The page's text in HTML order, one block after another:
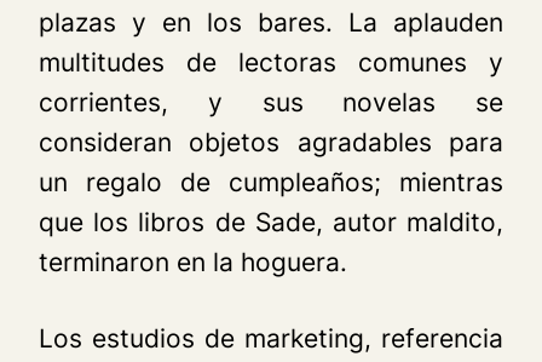
plazas y en los bares. La aplauden
multitudes de lectoras comunes y
corrientes, y sus novelas se
consideran objetos agradables para
un regalo de cumpleaños; mientras
que los libros de Sade, autor maldito,
terminaron en la hoguera.
Los estudios de marketing, referencia